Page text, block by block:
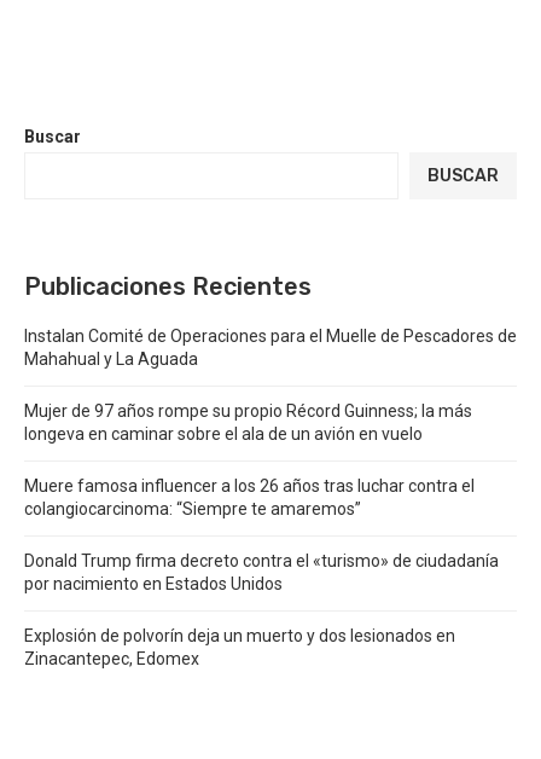
Buscar
BUSCAR
Publicaciones Recientes
Instalan Comité de Operaciones para el Muelle de Pescadores de
Mahahual y La Aguada
Mujer de 97 años rompe su propio Récord Guinness; la más
longeva en caminar sobre el ala de un avión en vuelo
Muere famosa influencer a los 26 años tras luchar contra el
colangiocarcinoma: “Siempre te amaremos”
Donald Trump firma decreto contra el «turismo» de ciudadanía
por nacimiento en Estados Unidos
Explosión de polvorín deja un muerto y dos lesionados en
Zinacantepec, Edomex